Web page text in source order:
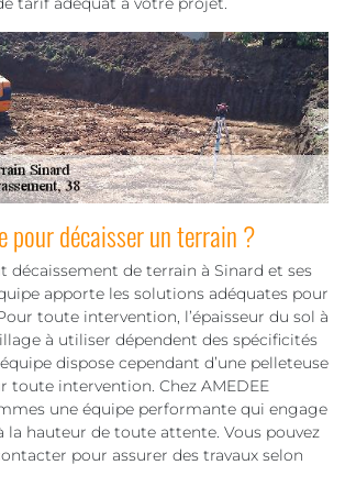
pour décaisser un terrain ?
décaissement de terrain à Sinard et ses
apporte les solutions adéquates pour
toute intervention, l’épaisseur du sol à
à utiliser dépendent des spécificités
dispose cependant d’une pelleteuse
toute intervention. Chez AMEDEE
une équipe performante qui engage
la hauteur de toute attente. Vous pouvez
pour assurer des travaux selon